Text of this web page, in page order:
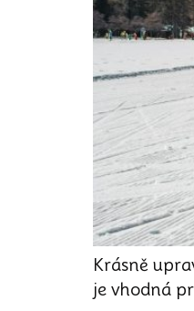
Krásně
je vhodná